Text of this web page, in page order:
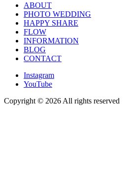
ABOUT
PHOTO WEDDING
HAPPY SHARE
FLOW
INFORMATION
BLOG
CONTACT
Instagram
YouTube
Copyright © 2026 All rights reserved